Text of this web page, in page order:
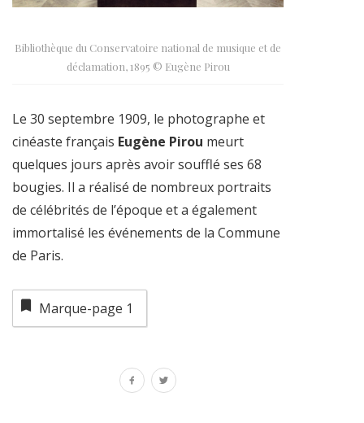
Bibliothèque du Conservatoire national de musique et de
déclamation, 1895 © Eugène Pirou
Le 30 septembre 1909, le photographe et
cinéaste français Eugène Pirou meurt
quelques jours après avoir soufflé ses 68
bougies. Il a réalisé de nombreux portraits
de célébrités de l’époque et a également
immortalisé les événements de la Commune
de Paris.
Marque-page 1